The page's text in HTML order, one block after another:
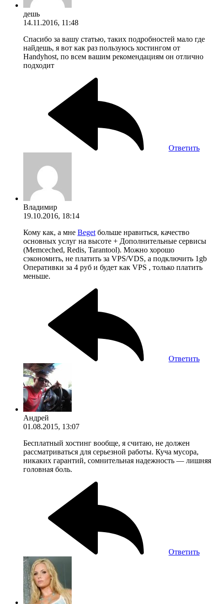
дешь
14.11.2016, 11:48
Спасибо за вашу статью, таких подробностей мало где
найдешь, я вот как раз пользуюсь хостингом от
Handyhost, по всем вашим рекомендациям он отлично
подходит
Ответить
Владимир
19.10.2016, 18:14
Кому как, а мне Beget больше нравиться, качество
основных услуг на высоте + Дополнительные сервисы
(Memceched, Redis, Tarantool). Можно хорошо
сэкономить, не платить за VPS/VDS, а подключить 1gb
Оперативки за 4 руб и будет как VPS , только платить
меньше.
Ответить
Андрей
01.08.2015, 13:07
Бесплатный хостинг вообще, я считаю, не должен
рассматриваться для серьезной работы. Куча мусора,
никаких гарантий, сомнительная надежность — лишняя
головная боль.
Ответить